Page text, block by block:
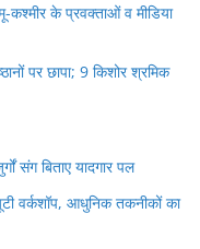
कश्मीर के प्रवक्ताओं व मीडिया
पर छापा; 9 किशोर श्रमिक
संग बिताए यादगार पल
वर्कशॉप, आधुनिक तकनीकों का